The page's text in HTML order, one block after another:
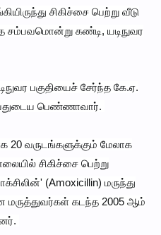
சிகிச்சை பெற்று வீடு
சம்பவமொன்று கண்டி, யடிநுவர
பகுதியைச் சேர்ந்த கே.ஏ.
பெண்ணாவார்.
வருடங்களுக்கும் மேலாக
சிகிச்சை பெற்று
(Amoxicillin) மருந்து
மருத்துவர்கள் கடந்த 2005 ஆம்